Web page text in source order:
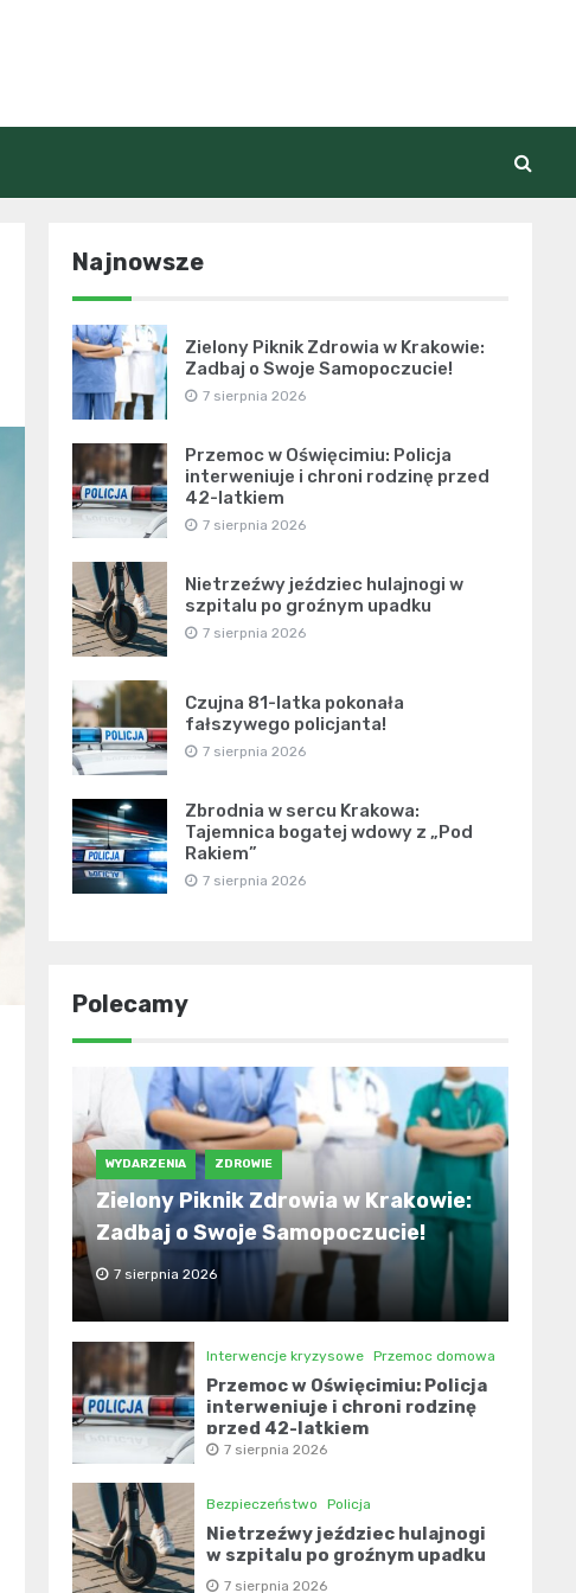
Najnowsze
Zielony Piknik Zdrowia w Krakowie:
Zadbaj o Swoje Samopoczucie!
7 sierpnia 2026
Przemoc w Oświęcimiu: Policja
interweniuje i chroni rodzinę przed
42-latkiem
7 sierpnia 2026
Nietrzeźwy jeździec hulajnogi w
szpitalu po groźnym upadku
7 sierpnia 2026
Czujna 81-latka pokonała
fałszywego policjanta!
7 sierpnia 2026
Zbrodnia w sercu Krakowa:
Tajemnica bogatej wdowy z „Pod
Rakiem”
7 sierpnia 2026
Polecamy
WYDARZENIA ZDROWIE
Zielony Piknik Zdrowia w Krakowie:
Zadbaj o Swoje Samopoczucie!
7 sierpnia 2026
Interwencje kryzysowe Przemoc domowa
Przemoc w Oświęcimiu: Policja
interweniuje i chroni rodzinę
przed 42-latkiem
7 sierpnia 2026
Bezpieczeństwo Policja
Nietrzeźwy jeździec hulajnogi
w szpitalu po groźnym upadku
7 sierpnia 2026